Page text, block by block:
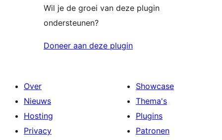
Wil je de groei van deze plugin
ondersteunen?
Doneer aan deze plugin
Over
Nieuws
Hosting
Privacy
Showcase
Thema's
Plugins
Patronen